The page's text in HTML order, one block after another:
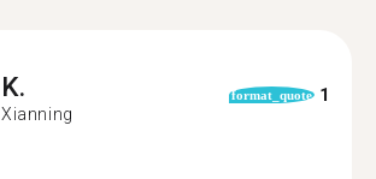
K.
Xianning
format_quote 1